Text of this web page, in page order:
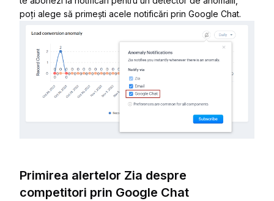
poți alege să primești acele notificări prin Google Chat.
Primirea alertelor Zia despre
competitori prin Google Chat